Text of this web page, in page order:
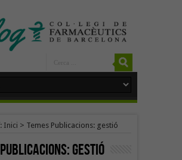
Inici > Temes Publicacions: gestió
gestió